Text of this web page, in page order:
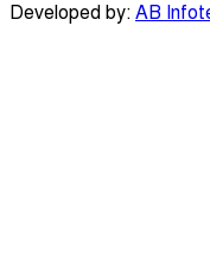
Developed by: AB